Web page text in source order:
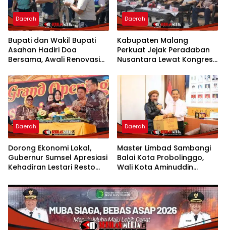
Daerah
Bupati dan Wakil Bupati
Asahan Hadiri Doa
Bersama, Awali Renovasi
Daerah
Kabupaten Malang
Perkuat Jejak Peradaban
Nusantara Lewat Kongres
Daerah
Dorong Ekonomi Lokal,
Gubernur Sumsel Apresiasi
Kehadiran Lestari Resto
Opening 50%
Daerah
Master Limbad Sambangi
Balai Kota Probolinggo,
Wali Kota Aminuddin
Silaturahmi